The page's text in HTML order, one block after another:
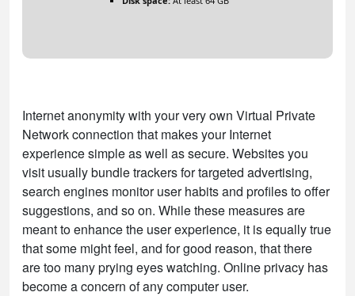
Internet anonymity with your very own Virtual Private
Network connection that makes your Internet
experience simple as well as secure. Websites you
visit usually bundle trackers for targeted advertising,
search engines monitor user habits and profiles to offer
suggestions, and so on. While these measures are
meant to enhance the user experience, it is equally true
that some might feel, and for good reason, that there
are too many prying eyes watching. Online privacy has
become a concern of any computer user.